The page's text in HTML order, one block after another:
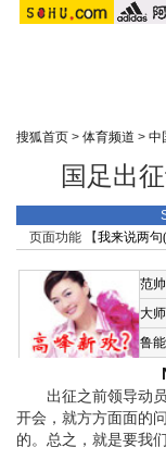
搜狐首页> 体育频道 > 中
国足出
页面功能 【我来说两句(
范
大
鲁
出征之前领导动员
开会，就方方面面的
的。总之，就是要我